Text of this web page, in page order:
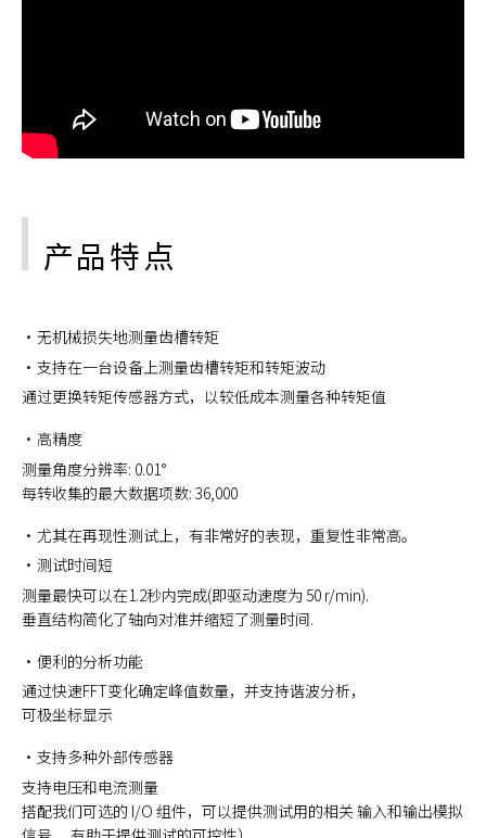
产品特点
无机械损失地测量齿槽转矩
支持在一台设备上测量齿槽转矩和转矩波动
通过更换转矩传感器方式，以较低成本测量各种转矩值
高精度
测量角度分辨率: 0.01°
每转收集的最大数据项数: 36,000
尤其在再现性测试上，有非常好的表现，重复性非常高。
测试时间短
测量最快可以在1.2秒内完成(即驱动速度为 50 r/min).
垂直结构简化了轴向对准并缩短了测量时间.
便利的分析功能
通过快速FFT变化确定峰值数量，并支持谐波分析，
可极坐标显示
支持多种外部传感器
支持电压和电流测量
搭配我们可选的 I/O 组件，可以提供测试用的相关 输入和输出模拟